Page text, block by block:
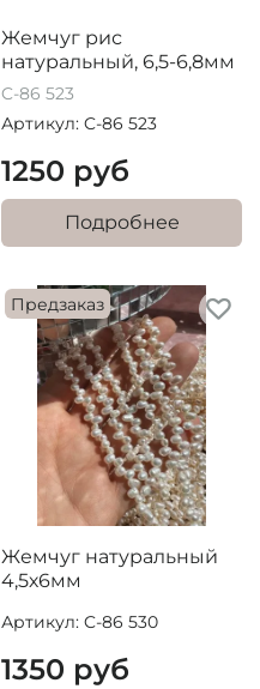
Жемчуг рис
натуральный, 6,5-6,8мм
C-86 523
Артикул: C-86 523
1250 руб
Подробнее
Предзаказ
Жемчуг натуральный
4,5х6мм
Артикул: C-86 530
1350 руб